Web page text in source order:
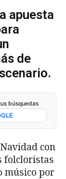
apuesta
de
búsquedas
con
folcloristas
músico por